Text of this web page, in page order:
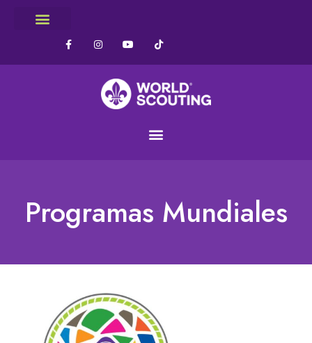
Programas Mundiales